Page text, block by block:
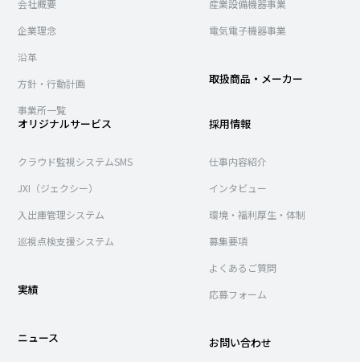
会社概要
企業理念
沿革
方針・行動計画
事業所一覧
産業設備機器事業
電気電子機器事業
取扱商品・メーカー
オリジナルサービス
クラウド監視システムSMS
JXI（ジェクシー）
入出庫管理システム
巡視点検支援システム
実績
ニュース
採用情報
仕事内容紹介
インタビュー
環境・福利厚生・体制
募集要項
よくあるご質問
応募フォーム
お問い合わせ